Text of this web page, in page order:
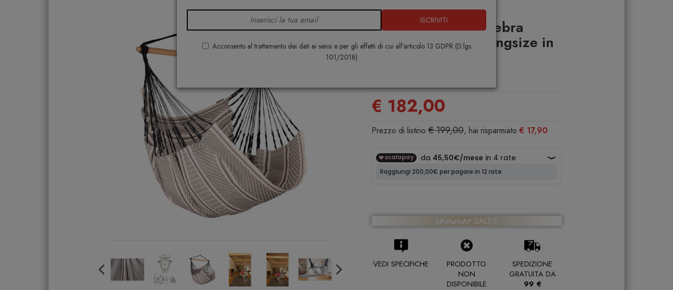
ISCRIVITI
Acconsento al trattamento dei dati ai sensi e per gli effetti di cui all'articolo 13 GDPR (D.lgs
101/2018)
La Siesta Habana Zebra
Poltrona sospesa Kingsize in
cotone biologico
€ 182,00
Prezzo di listino € 199,00, hai risparmiato € 17,90
VEDI SPECIFICHE
PRODOTTO
NON
DISPONIBILE
SPEDIZIONE
GRATUITA DA
99 €